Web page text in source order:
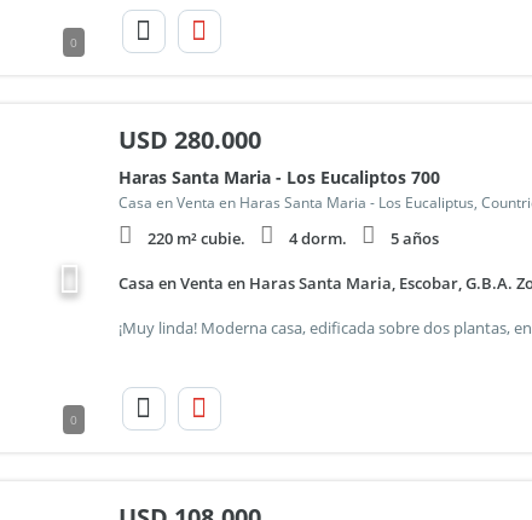
0
0
USD 280.000
Haras Santa Maria - Los Eucaliptos 700
Casa en Venta en Haras Santa Maria - Los Eucaliptus,
220 m² cubie. 4 dorm. 5 años
Casa en Venta en Haras Santa Maria, Escobar, G.B.A.